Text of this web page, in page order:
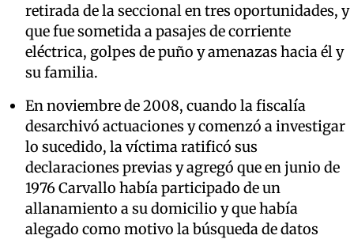
retirada de la seccional en tres oportunidades, y
que fue sometida a pasajes de corriente
eléctrica, golpes de puño y amenazas hacia él y
su familia.
En noviembre de 2008, cuando la fiscalía
desarchivó actuaciones y comenzó a investigar
lo sucedido, la víctima ratificó sus
declaraciones previas y agregó que en junio de
1976 Carvallo había participado de un
allanamiento a su domicilio y que había
alegado como motivo la búsqueda de datos